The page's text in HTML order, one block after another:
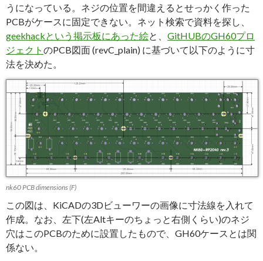
うになっている。ネジの位置を間違えるとせっかく作った
PCBがケースに固定できない。ネット検索で資料を探し、
geekhackという掲示板にあった絵と、 GitHUBのGH60プロ
ジェクト のPCB図面 (revC_plain) に基づいて以下のように寸
法を決めた。
nk60 PCB dimensions (F)
この図は、KiCADの3Dビューワーの画像に寸法線を入れて
作成。なお、左下(左Altキーのちょっと右側くらい)のネジ
穴はこのPCBのために設置したもので、GH60ケースとは関
係ない。